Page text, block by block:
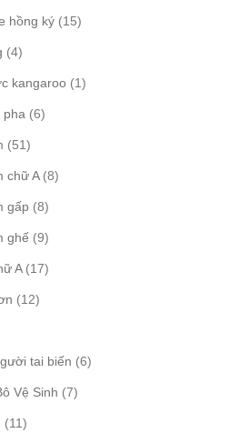
hồng ký 1515
44
kangaroo 11
pha 66
5151
chữ A 88
gấp 88
ghế 99
A 1717
1212
tai biến 66
Vệ Sinh 77
1111